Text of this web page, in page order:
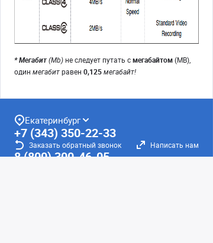
* Мегабит(Mb) не следует путать смегабайтом(MB),
один мегабитравен 0,125мегабайт!
Екатеринбург
+7 (343) 350-22-33
Заказать обратный звонок Написать нам
8 (800) 300-46-05